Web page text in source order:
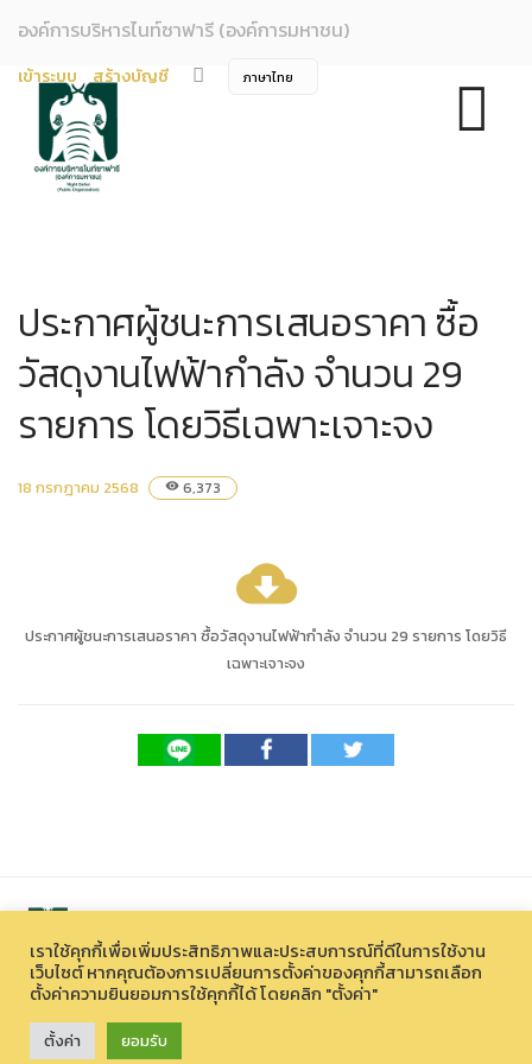
องค์การบริหารไนท์ซาฟารี (องค์การมหาชน)
เข้าระบบ สร้างบัญชี
ประกาศผู้ชนะการเสนอราคา ซื้อ
วัสดุงานไฟฟ้ากำลัง จำนวน 29
รายการ โดยวิธีเฉพาะเจาะจง
18 กรกฎาคม 2568 visibility 6,373
cloud_download
ประกาศผู้ชนะการเสนอราคา ซื้อวัสดุงานไฟฟ้ากำลัง จำนวน 29 รายการ โดยวิธี
เฉพาะเจาะจง
สงวนลิขสิทธิ์ © 2026 องค์การบริหารไนท์ซาฟารี (องค์การมหาชน)
33 หมู่ที่ 12 ตำบลหนองควาย อำเภอหางดง จังหวัดเชียงใหม่ 50230
เราใช้คุกกี้เพื่อเพิ่มประสิทธิภาพและประสบการณ์ที่ดีในการใช้งาน
เว็บไซต์ หากคุณต้องการเปลี่ยนการตั้งค่าของคุกกี้สามารถเลือก
ตั้งค่าความยินยอมการใช้คุกกี้ได้ โดยคลิก "ตั้งค่า"
ตั้งค่า ยอมรับ